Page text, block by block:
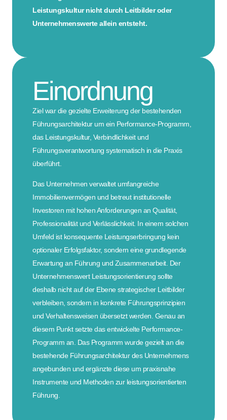
Leistungskultur nicht durch Leitbilder oder
Unternehmenswerte allein entsteht.
Einordnung
Ziel war die gezielte Erweiterung der bestehenden
Führungsarchitektur um ein Performance-Programm,
das Leistungskultur, Verbindlichkeit und
Führungsverantwortung systematisch in die Praxis
überführt.
Das Unternehmen verwaltet umfangreiche
Immobilienvermögen und betreut institutionelle
Investoren mit hohen Anforderungen an Qualität,
Professionalität und Verlässlichkeit. In einem solchen
Umfeld ist konsequente Leistungserbringung kein
optionaler Erfolgsfaktor, sondern eine grundlegende
Erwartung an Führung und Zusammenarbeit. Der
Unternehmenswert Leistungsorientierung sollte
deshalb nicht auf der Ebene strategischer Leitbilder
verbleiben, sondern in konkrete Führungsprinzipien
und Verhaltensweisen übersetzt werden. Genau an
diesem Punkt setzte das entwickelte Performance-
Programm an. Das Programm wurde gezielt an die
bestehende Führungsarchitektur des Unternehmens
angebunden und ergänzte diese um praxisnahe
Instrumente und Methoden zur leistungsorientierten
Führung.